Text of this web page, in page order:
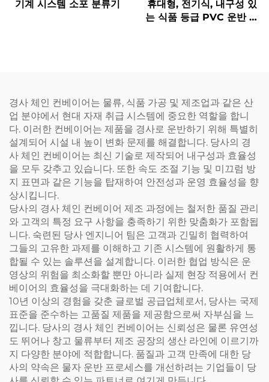
기계 시스템 소포 분류기
휴대형, 전기식, 내구성 있
는 식품 등급 PVC 운반 시
경사 체인 컨베이어는 물류, 식품 가공 및 제조업과 같은 산
업 분야에서 현대 자재 취급 시스템에 중요한 역할을 합니
다. 이러한 컨베이어는 제품을 경사로 운반하기 위해 특별히
설계되어 시설 내 높이 변화 문제를 해결합니다. 당사의 경
사 체인 컨베이어는 최신 기술로 제작되어 내구성과 효율성
을 모두 갖추고 있습니다. 또한 속도 조절 기능 및 미끄럼 방
지 표면과 같은 기능을 탑재하여 안전성과 운영 효율성을 향
상시킵니다.
당사의 경사 체인 컨베이어 제조 과정에는 철저한 품질 관리
와 고객의 특정 요구 사항을 충족하기 위한 맞춤화가 포함됩
니다. 숙련된 당사 엔지니어 팀은 고객과 긴밀히 협력하여
그들의 고유한 과제를 이해하고 기존 시스템에 원활하게 통
합될 수 있는 솔루션을 설계합니다. 이러한 협업 방식은 운
영상의 위험을 최소화할 뿐만 아니라 실제 현장 적용에서 컨
베이어의 효율성을 극대화하는 데 기여합니다.
10년 이상의 경험을 갖춘 글로벌 공급업체로서, 당사는 국제
표준을 준수하는 고품질 제품을 제공함으로써 자부심을 느
낍니다. 당사의 경사 체인 컨베이어는 신뢰성은 물론 유연성
도 뛰어나 창고 물류부터 제조 공장의 생산 라인에 이르기까
지 다양한 분야에 적합합니다. 품질과 고객 만족에 대한 당
사의 약속은 물자 운반 프로세스를 개선하려는 기업들이 당